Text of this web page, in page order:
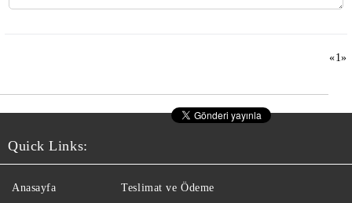
«1»
Quick Links:
Anasayfa Teslimat ve Ödeme